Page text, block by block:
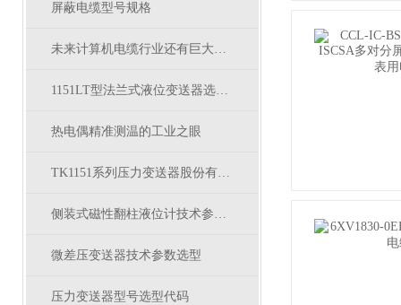
屏蔽电缆型号规格
未来计算机电缆行业还有巨大的发展潜力
1151LT型法兰式液位变送器选型表
热电偶精准测温的工业之眼
TK1151系列压力变送器股份有限公司
侧装式磁性翻柱液位计技术参数及结构原理
微差压变送器技术参数选型
压力变送器型号选型代码